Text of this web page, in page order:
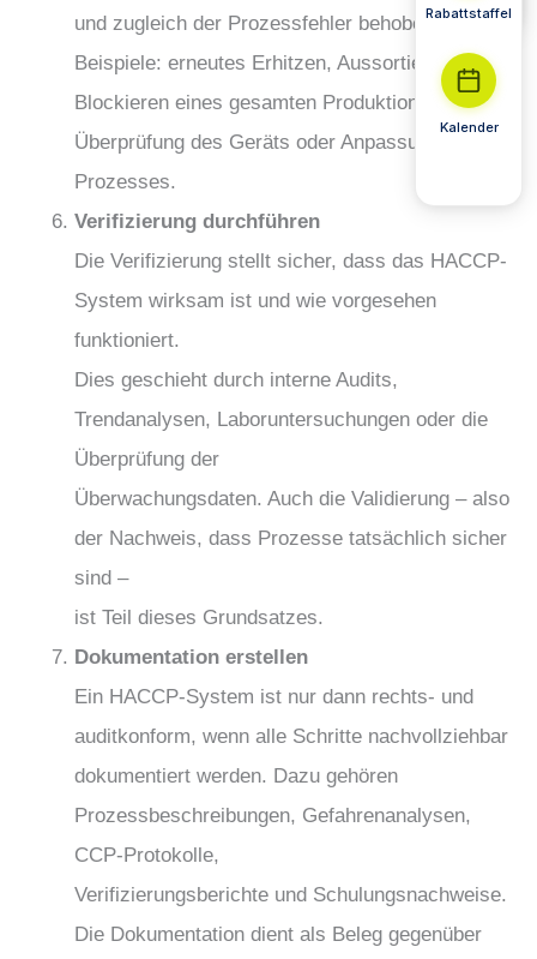
und zugleich der Prozessfehler behoben wird.
Beispiele: erneutes Erhitzen, Aussortieren,
Blockieren eines gesamten Produktionsloses,
Überprüfung des Geräts oder Anpassung des
Prozesses.
Verifizierung durchführen
Die Verifizierung stellt sicher, dass das HACCP-
System wirksam ist und wie vorgesehen
funktioniert.
Dies geschieht durch interne Audits,
Trendanalysen, Laboruntersuchungen oder die
Überprüfung der
Überwachungsdaten. Auch die Validierung – also
der Nachweis, dass Prozesse tatsächlich sicher
sind –
ist Teil dieses Grundsatzes.
Dokumentation erstellen
Ein HACCP-System ist nur dann rechts- und
auditkonform, wenn alle Schritte nachvollziehbar
dokumentiert werden. Dazu gehören
Prozessbeschreibungen, Gefahrenanalysen,
CCP-Protokolle,
Verifizierungsberichte und Schulungsnachweise.
Die Dokumentation dient als Beleg gegenüber
Rabattstaffel
Kalender